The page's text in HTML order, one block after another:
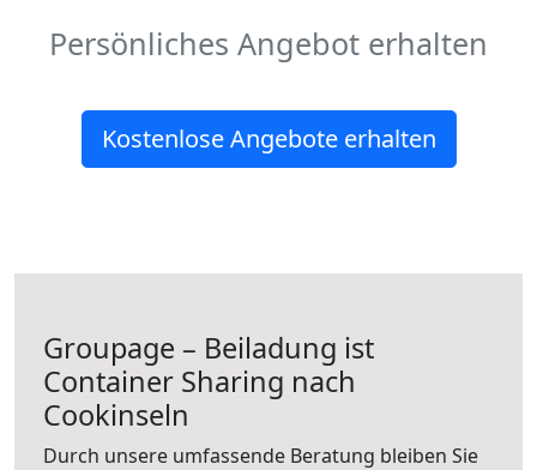
Persönliches Angebot erhalten
Kostenlose Angebote erhalten
Groupage – Beiladung ist
Container Sharing nach
Cookinseln
Durch unsere umfassende Beratung bleiben Sie